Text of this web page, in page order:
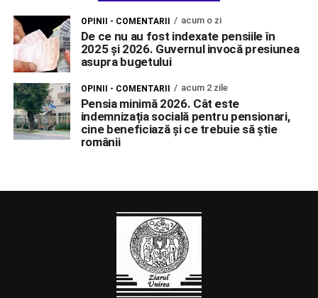
OPINII - COMENTARII acum o zi
De ce nu au fost indexate pensiile în
2025 și 2026. Guvernul invocă presiunea
asupra bugetului
OPINII - COMENTARII acum 2 zile
Pensia minimă 2026. Cât este
indemnizația socială pentru pensionari,
cine beneficiază și ce trebuie să știe
românii